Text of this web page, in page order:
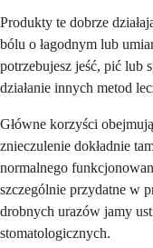
Produkty te dobrze
bólu o łagodnym lub
potrzebujesz jeść, pić lub
działanie innych metod
Główne korzyści
znieczulenie dokładnie
normalnego
szczególnie przydatne w
drobnych urazów jamy
stomatologicznych.